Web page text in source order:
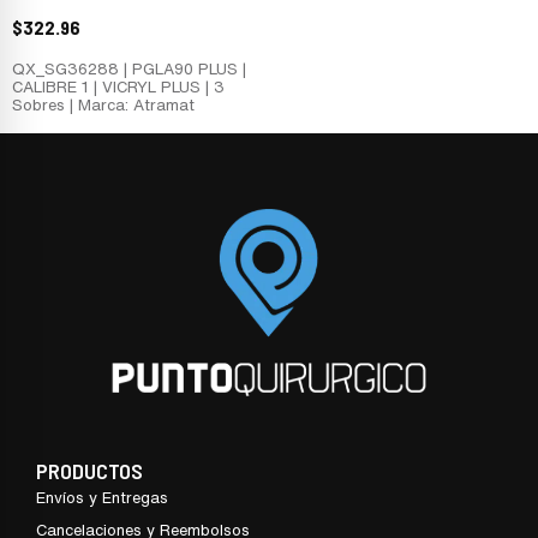
$322.96
QX_SG36288 | PGLA90 PLUS |
CALIBRE 1 | VICRYL PLUS | 3
Sobres | Marca: Atramat
PRODUCTOS
Envíos y Entregas
Cancelaciones y Reembolsos